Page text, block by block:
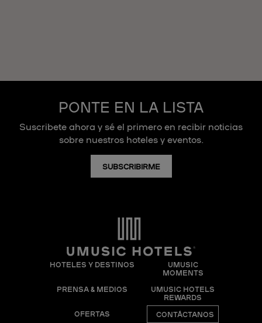
PONTE EN LA LISTA
Suscribete ahora y sé el primero en recibir noticias
sobre nuestros hoteles y eventos.
SUBSCRIBIRME
HOTELES Y DESTINOS
UMUSIC
MOMENTS
PRENSA & MEDIOS
UMUSIC HOTELS
REWARDS
OFERTAS
CONTÁCTANOS